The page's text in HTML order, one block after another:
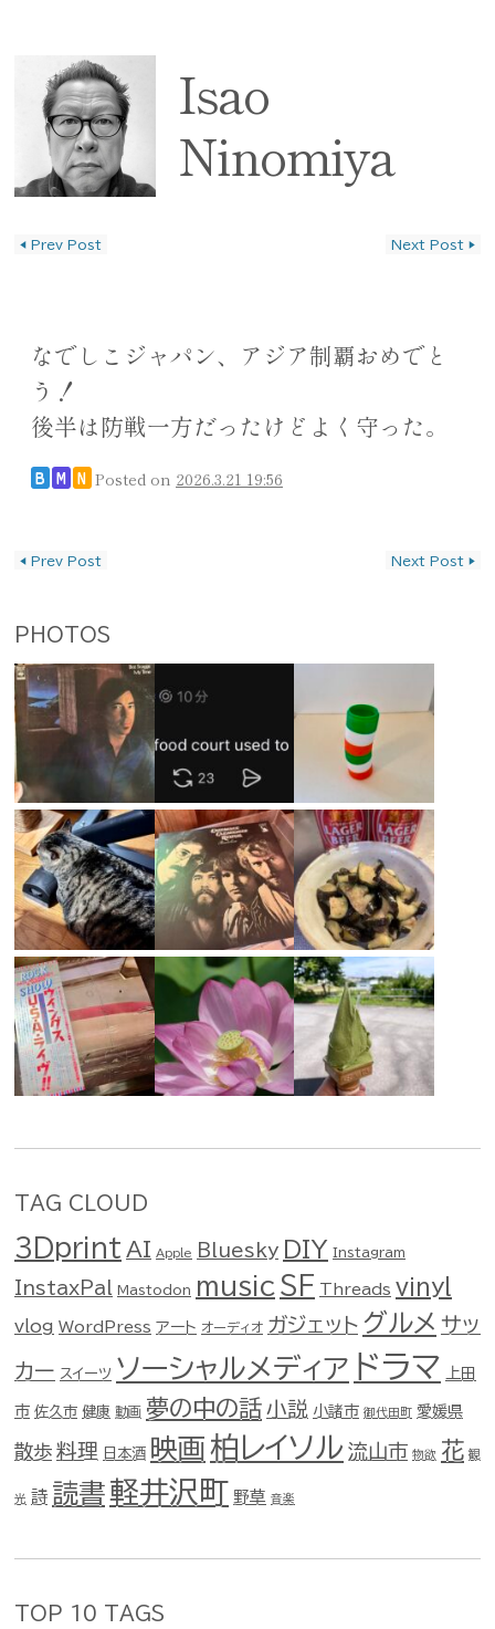
Isao
Ninomiya
◀ Prev Post Next Post ▶
なでしこジャパン、アジア制覇おめでと
う！
後半は防戦一方だったけどよく守った。
B M N Posted on 2026.3.21 19:56
◀ Prev Post Next Post ▶
PHOTOS
TAG CLOUD
3Dprint AI Apple Bluesky DIY Instagram
InstaxPal Mastodon music SF Threads vinyl
vlog WordPress アート オーディオ ガジェット グルメ サッ
カー スイーツ ソーシャルメディア ドラマ 上田
市 佐久市 健康 動画 夢の中の話 小説 小諸市 御代田町 愛媛県
散歩 料理 日本酒 映画 柏レイソル 流山市 物欲 花 観
光 詩 読書軽井沢町 野草 音楽
TOP 10 TAGS